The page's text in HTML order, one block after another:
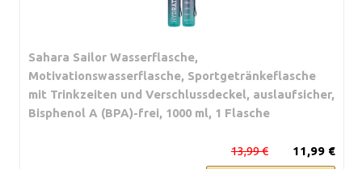
Sahara Sailor Wasserflasche,
Motivationswasserflasche, Sportgetränkeflasche
mit Trinkzeiten und Verschlussdeckel, auslaufsicher,
Bisphenol A (BPA)-frei, 1000 ml, 1 Flasche
11,99 €
13,99 €